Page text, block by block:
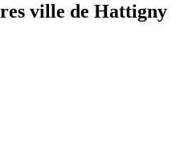
ville de Hattigny